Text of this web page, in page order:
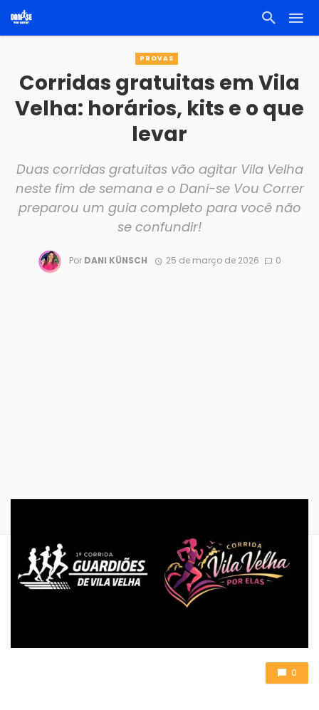
PROVAS
Corridas gratuitas em Vila
Velha: horários, kits e o que
levar
Duas corridas gratuitas vão agitar Vila Velha
neste fim de semana e o Dani-se Vou Correr
preparou um guia completo para você não
se confundir!
Por DANI KÜNSCH 25 de março de 2026 0
0